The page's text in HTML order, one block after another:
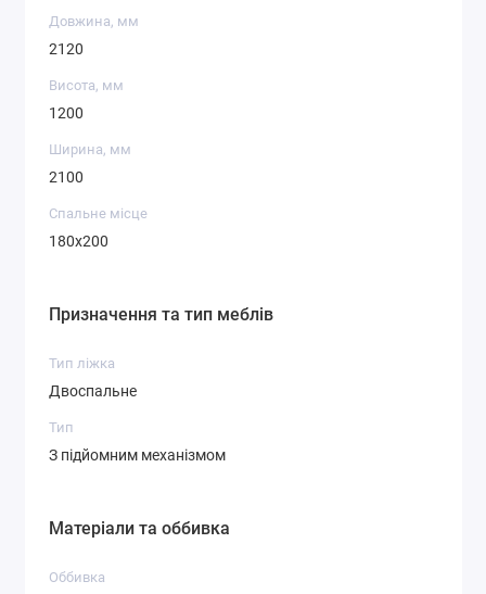
Довжина, мм
2120
Висота, мм
1200
Ширина, мм
2100
Спальне місце
180х200
Призначення та тип меблів
Тип ліжка
Двоспальне
Тип
З підйомним механізмом
Матеріали та оббивка
Оббивка